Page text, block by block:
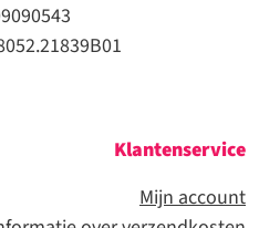
Klantenservice
Mijn account